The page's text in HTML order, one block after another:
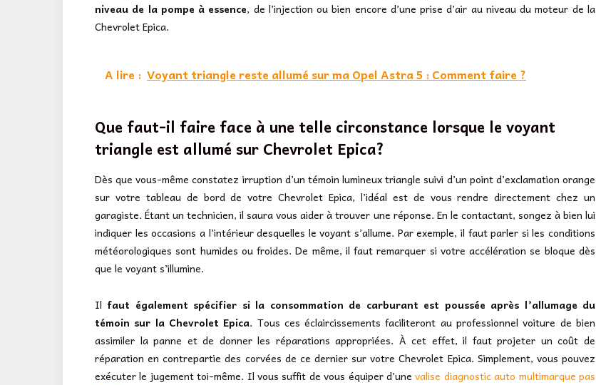
niveau de la pompe à essence, de l’injection ou bien encore d’une prise d’air au niveau du moteur de la
Chevrolet Epica.
A lire : Voyant triangle reste allumé sur ma Opel Astra 5 : Comment faire ?
Que faut-il faire face à une telle circonstance lorsque le voyant
triangle est allumé sur Chevrolet Epica?
Dès que vous-même constatez irruption d’un témoin lumineux triangle suivi d’un point d’exclamation orange
sur votre tableau de bord de votre Chevrolet Epica, l’idéal est de vous rendre directement chez un
garagiste. Étant un technicien, il saura vous aider à trouver une réponse. En le contactant, songez à bien lui
indiquer les occasions a l’intérieur desquelles le voyant s’allume. Par exemple, il faut parler si les conditions
météorologiques sont humides ou froides. De même, il faut remarquer si votre accélération se bloque dès
que le voyant s’illumine.
Il faut également spécifier si la consommation de carburant est poussée après l’allumage du
témoin sur la Chevrolet Epica. Tous ces éclaircissements faciliteront au professionnel voiture de bien
assimiler la panne et de donner les réparations appropriées. À cet effet, il faut projeter un coût de
réparation en contrepartie des corvées de ce dernier sur votre Chevrolet Epica. Simplement, vous pouvez
exécuter le jugement toi-même. Il vous suffit de vous équiper d’unevalise diagnostic auto multimarque pas